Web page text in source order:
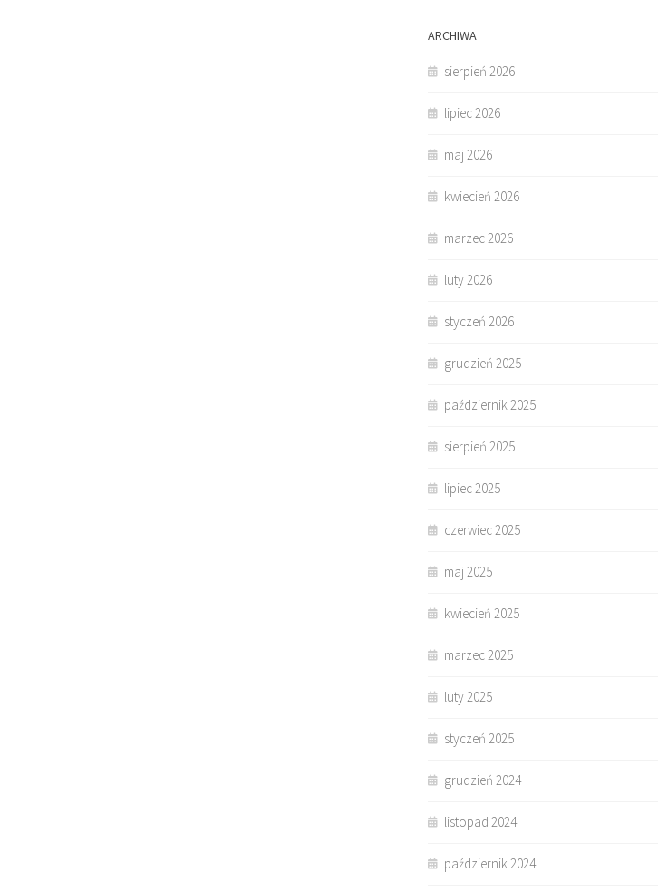
ARCHIWA
sierpień 2026
lipiec 2026
maj 2026
kwiecień 2026
marzec 2026
luty 2026
styczeń 2026
grudzień 2025
październik 2025
sierpień 2025
lipiec 2025
czerwiec 2025
maj 2025
kwiecień 2025
marzec 2025
luty 2025
styczeń 2025
grudzień 2024
listopad 2024
październik 2024